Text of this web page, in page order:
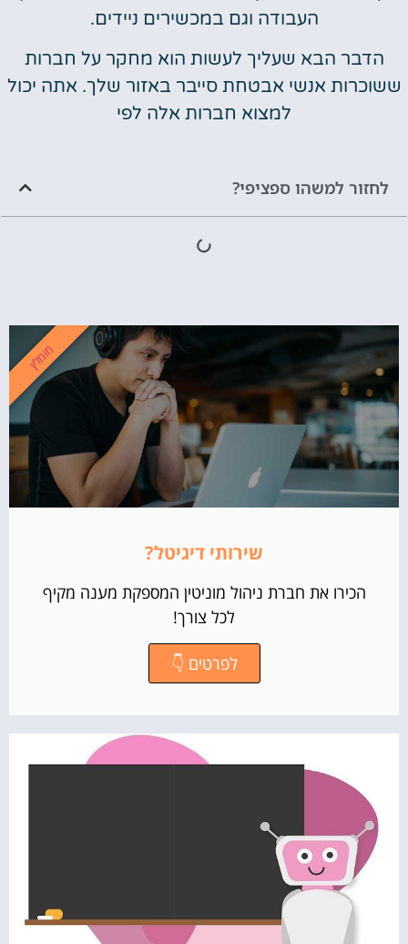
העבודה וגם במכשירים ניידים.
הדבר הבא שעליך לעשות הוא מחקר על חברות
ששוכרות אנשי אבטחת סייבר באזור שלך. אתה יכול
למצוא חברות אלה לפי
לחזור למשהו ספציפי?
שירותי דיגיטל?
הכירו את חברת ניהול מוניטין המספקת מענה מקיף
לכל צורך!
לפרטים 👇
מומלץ